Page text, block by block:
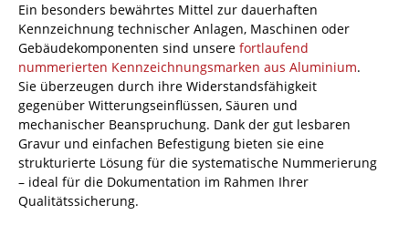
Ein besonders bewährtes Mittel zur dauerhaften
Kennzeichnung technischer Anlagen, Maschinen oder
Gebäudekomponenten sind unsere fortlaufend
nummerierten Kennzeichnungsmarken aus Aluminium.
Sie überzeugen durch ihre Widerstandsfähigkeit
gegenüber Witterungseinflüssen, Säuren und
mechanischer Beanspruchung. Dank der gut lesbaren
Gravur und einfachen Befestigung bieten sie eine
strukturierte Lösung für die systematische Nummerierung
– ideal für die Dokumentation im Rahmen Ihrer
Qualitätssicherung.